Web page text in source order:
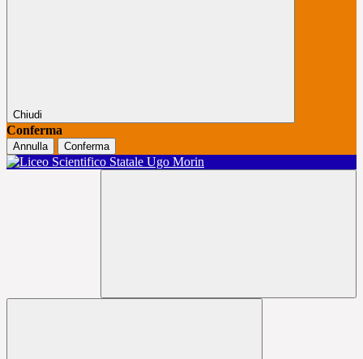
Chiudi
Conferma
Annulla Conferma